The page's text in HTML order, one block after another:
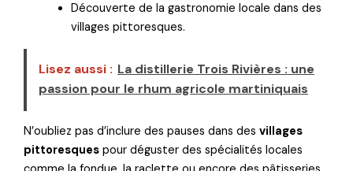
Découverte de la gastronomie locale dans des
villages pittoresques.
Lisez aussi : La distillerie Trois Rivières : une
passion pour le rhum agricole martiniquais
N’oubliez pas d’inclure des pauses dans desvillages
pittoresques pour déguster des spécialités locales